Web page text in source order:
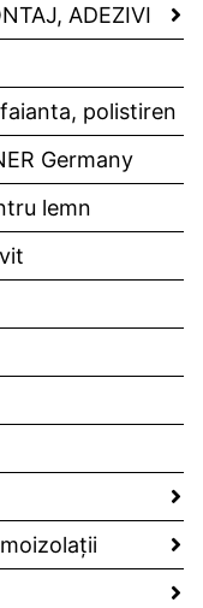
ADEZIVI
polistiren
Germany
lemn